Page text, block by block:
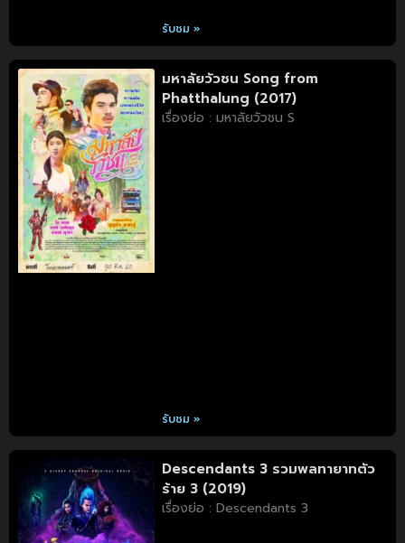
รับชม »
มหาลัยวัวชน Song from
Phatthalung (2017)
เรื่องย่อ : มหาลัยวัวชน S
รับชม »
Descendants 3 รวมพลทายาทตัว
ร้าย 3 (2019)
เรื่องย่อ : Descendants 3